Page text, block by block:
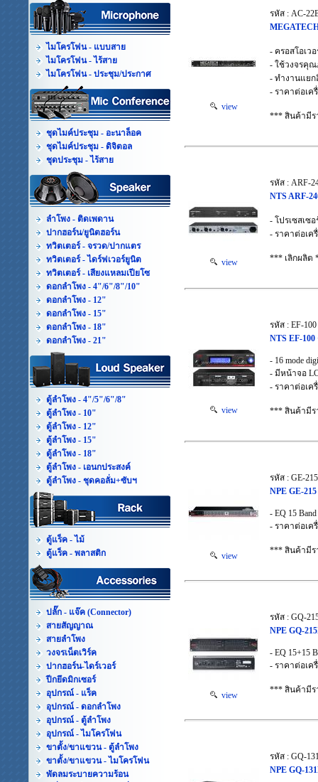
ไมโครโฟน - แบบสาย
ไมโครโฟน - ไร้สาย
ไมโครโฟน - ประชุม/ประกาศ
ชุดไมค์ประชุม - อะนาล็อค
ชุดไมค์ประชุม - ดิจิตอล
ชุดประชุม - ไร้สาย
ลำโพง - ติดเพดาน
ปากฮอร์น/ยูนิตฮอร์น
ทวิตเตอร์ - จรวด/ปากแตร
ทวิตเตอร์ - ไดร์ฟเวอร์ยูนิต
ทวิตเตอร์ - เสียงแหลมเปียโซ
ดอกลำโพง - 4"/6"/8"/10"
ดอกลำโพง - 12"
ดอกลำโพง - 15"
ดอกลำโพง - 18"
ดอกลำโพง - 21"
ตู้ลำโพง - 4"/5"/6"/8"
ตู้ลำโพง - 10"
ตู้ลำโพง - 12"
ตู้ลำโพง - 15"
ตู้ลำโพง - 18"
ตู้ลำโพง - เอนกประสงค์
ตู้ลำโพง - ชุดคอลั่ม+ซับฯ
ตู้แร็ค - ไม้
ตู้แร็ค - พลาสติก
ปลั๊ก - แจ๊ค (Connector)
สายสัญญาณ
สายลำโพง
วงจรเน็ตเวิร์ค
ปากฮอร์น-ไดร์เวอร์
ปีกยึดมิกเซอร์
อุปกรณ์ - แร็ค
อุปกรณ์ - ดอกลำโพง
อุปกรณ์ - ตู้ลำโพง
อุปกรณ์ - ไมโครโฟน
ขาตั้ง/ขาแขวน - ตู้ลำโพง
ขาตั้ง/ขาแขวน - ไมโครโฟน
พัดลมระบายความร้อน
view
รหัส : AC-
- ครอสโอเว
- ใช้วงจรคุณ
- ทำงานแยก
- ราคาต่อเค
*** สินค้ามีร
view
รหัส : ARF-
NTS ARF-
- โปรเซสเซอ
- ราคาต่อเค
*** เลิกผลิต
view
รหัส : EF-100
NTS EF-
- 16 mode
- มีหน้าจอ
- ราคาต่อเค
*** สินค้ามีร
view
รหัส : GE-
NPE GE-
- EQ 15 Band
- ราคาต่อเค
*** สินค้ามีร
view
รหัส : GQ-
NPE GQ-
- EQ 15+15
- ราคาต่อเค
*** สินค้ามีร
รหัส : GQ-
NPE GQ-